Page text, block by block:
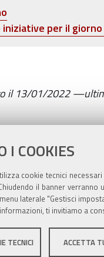
I COOKIES
cookie tecnici
il banner
laterale "Gestisci
ti invitiamo a
TECNICI ACCETTA
per il
il 13/01/2022—
Comune di Zola